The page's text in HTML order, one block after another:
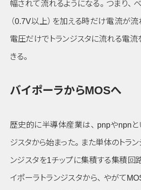
幅されて流れるようになる。 つまり、
（0.7V以上） を加える時だけ電流が流
電圧だけでトランジスタに流れる電流
きる。
バイポーラからMOSへ
歴史的に半導体産業は、
pnpやnpnと
ジスタから始まった。 また単体のトラ
ンジスタを1チップに集積する集積回
イポーラトランジスタから、
やがて